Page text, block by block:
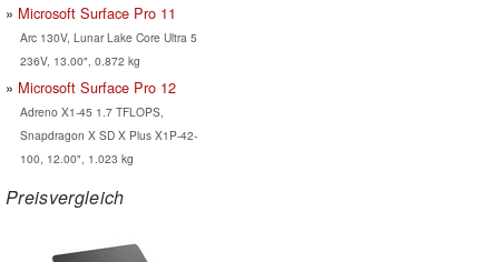
Microsoft Surface Pro 11
Arc 130V, Lunar Lake Core Ultra 5
236V, 13.00", 0.872 kg
Microsoft Surface Pro 12
Adreno X1-45 1.7 TFLOPS,
Snapdragon X SD X Plus X1P-42-
100, 12.00", 1.023 kg
Preisvergleich